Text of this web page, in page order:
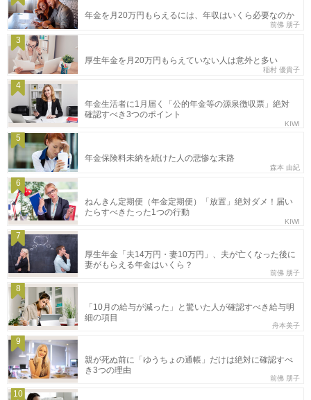
年金を月20万円もらえるには、年収はいくら必要なのか
前佛 朋子
3
厚生年金を月20万円もらえていない人は意外と多い
稲村 優貴子
4
年金生活者に1月届く「公的年金等の源泉徴収票」絶対
確認すべき3つのポイント
KIWI
5
年金保険料未納を続けた人の悲惨な末路
森本 由紀
6
ねんきん定期便（年金定期便）「放置」絶対ダメ！届い
たらすべきたった1つの行動
KIWI
7
厚生年金「夫14万円・妻10万円」、夫が亡くなった後に
妻がもらえる年金はいくら？
前佛 朋子
8
「10月の給与が減った」と驚いた人が確認すべき給与明
細の項目
舟本美子
9
親が死ぬ前に「ゆうちょの通帳」だけは絶対に確認すべ
き3つの理由
前佛 朋子
10